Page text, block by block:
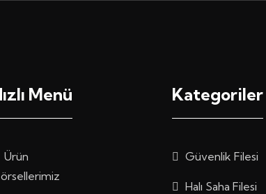
Menü
Ürün
Kategoriler
Güvenlik Filesi
Halı Saha Filesi